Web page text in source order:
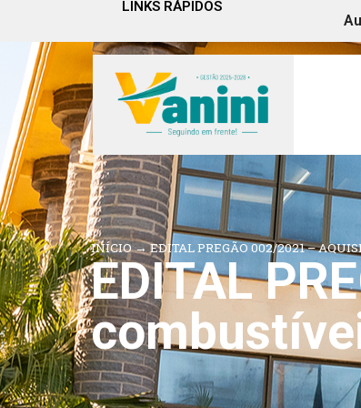
LINKS RÁPIDOS
INÍCIO→EDITAL PREGÃO 002/2021 –
EDITAL